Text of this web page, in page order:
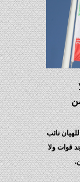
نائب
قوات ولا